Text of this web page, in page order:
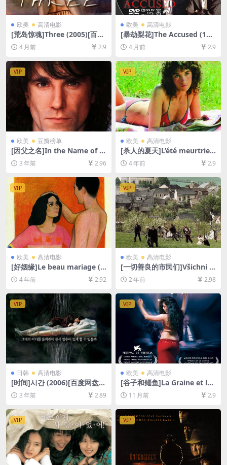
欧美 高清电影
[荒岛惊魂]Three (2005)[百度
网盘+夸克网盘1080P超清未
删减资源][网盘在线播放/下
载][MP4/6GB][中文字幕]
4 月前 2.9
欧美 高清电影
[暴劫梨花]The Accused (198
8)[百度网盘+夸克网盘1080P
超清未删减资源][网盘在线播
放/下载][MP4/7GB][中文字
幕]
4 月前 2.9
VIP
欧美 豆瓣榜单
[因父之名]In the Name of t
he Father (1993)[百度网盘
+夸克网盘1080P超清未删减
资源][网盘在线播放/下载][MP
4/8.4GB][中英字幕]
3 年前 2.96
VIP
欧美 高清电影
[杀人的夏天]L’été meurtrier
(1983)[百度网盘+迅雷云盘资
源1080P超清未删减][MP4/8.
3GB][中文字幕]
4 年前 2.9
VIP
欧美 高清电影
[好姻缘]Le beau mariage (1
982)[百度网盘+迅雷云盘资源
1080P超清未删减][MP4/6G
4 年前 2.92
VIP
欧美 高清电影
[一切善良的市民们]Všichni d
obří rodáci (1969)[百度网盘
+夸克网盘1080P超清未删减
4/8GB][中文字幕]
2 年前 2.98
VIP
日韩 高清电影
[时间]시간 (2006)[百度网盘
+迅雷云盘资源1080P超清未
删减][MP4/6GB][韩语中字]
3 年前 2.89
VIP
欧美 高清电影
[谷子和鲻鱼]La Graine et le
mulet (2007)[百度网盘+夸克
网盘1080P超清未删减资源]
[网盘在线播放/下载][MP4/9.
7GB][中英字幕]
11 月前 2.9
VIP VIP